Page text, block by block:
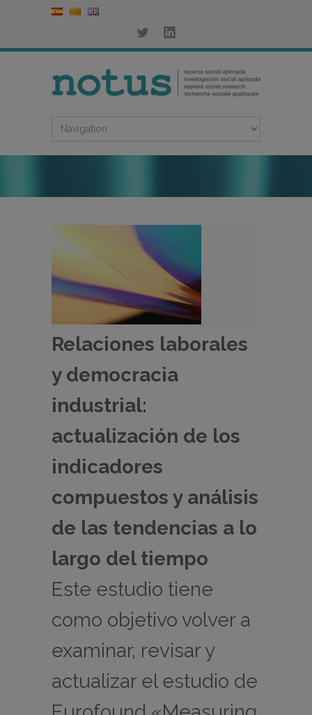
Relaciones laborales
y democracia
industrial:
actualización de los
indicadores
compuestos y análisis
de las tendencias a lo
largo del tiempo
Este estudio tiene
como objetivo volver a
examinar, revisar y
actualizar el estudio de